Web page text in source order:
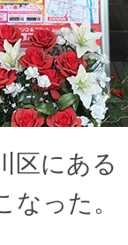
区にある
なった。